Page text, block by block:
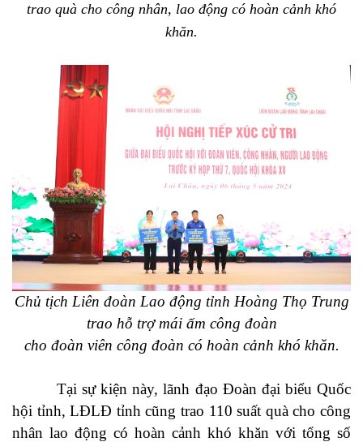
trao quà cho công nhân, lao động có hoàn cảnh khó
khăn.
Chủ tịch Liên đoàn Lao động tỉnh Hoàng Thọ Trung
trao hỗ trợ mái ấm công đoàn
cho đoàn viên công đoàn có hoàn cảnh khó khăn.
Tại sự kiện này, lãnh đạo Đoàn đại biểu Quốc
hội tỉnh, LĐLĐ tỉnh cũng trao 110 suất quà cho công
nhân lao động có hoàn cảnh khó khăn với tổng số